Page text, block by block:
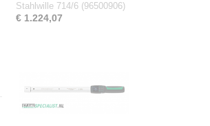
Stahlwille 714/6 (96500906)
€ 1.224,07